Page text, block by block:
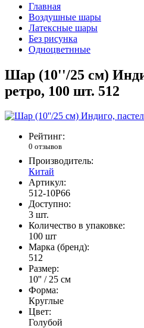
Главная
Воздушные шары
Латексные шары
Без рисунка
Одноцветнные
Шар (10''/25 см)
ретро, 100 шт. 512
Рейтинг:
0 отзывов
Производитель:
Китай
Артикул:
512-10P66
Доступно:
3 шт.
Количество в упаковке:
100 шт
Марка (бренд):
512
Размер:
10'' / 25 см
Форма:
Круглые
Цвет:
Голубой